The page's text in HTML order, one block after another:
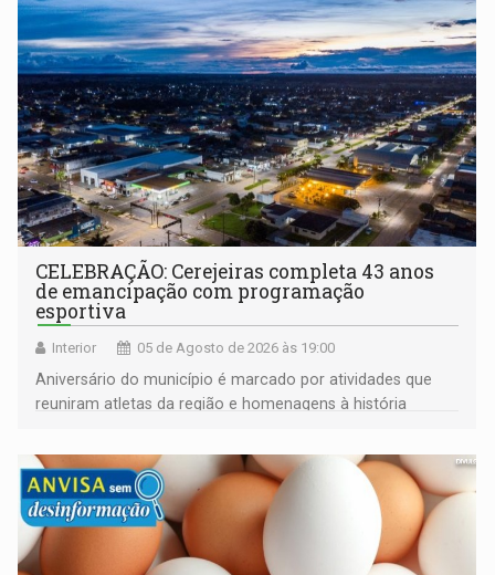
CELEBRAÇÃO: Cerejeiras completa 43 anos
de emancipação com programação
esportiva
Interior 05 de Agosto de 2026 às 19:00
Aniversário do município é marcado por atividades que
reuniram atletas da região e homenagens à história